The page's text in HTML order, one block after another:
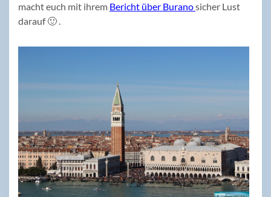
macht euch mit ihrem Bericht über Buranosicher Lust
darauf 🙂 .